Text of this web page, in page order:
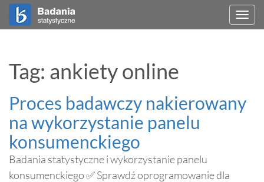
Tag: ankiety online
Proces badawczy nakierowany
na wykorzystanie panelu
konsumenckiego
Badania statystyczne i wykorzystanie panelu
konsumenckiego ✅ Sprawdź oprogramowanie dla